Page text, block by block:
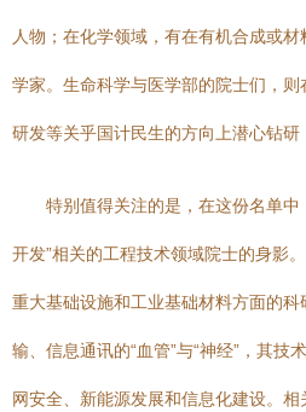
人物；在化学领域，有在有机合成或
学家。生命科学与医学部的院士们，
研发等关乎国计民生的方向上潜心钻研
特别值得关注的是，在这份名单
开发”相关的工程技术领域院士的身影
重大基础设施和工业基础材料方面的
输、信息通讯的“血管”与“神经”，其技
网安全、新能源发展和信息化建设。